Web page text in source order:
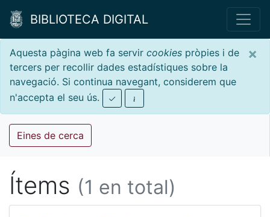
BIBLIOTECA DIGITAL
×
Aquesta pàgina web fa servir cookies pròpies i de
tercers per recollir dades estadístiques sobre la
navegació. Si continua navegant, considerem que
n'accepta el seu ús.
Eines de cerca
Ítems (1 en total)